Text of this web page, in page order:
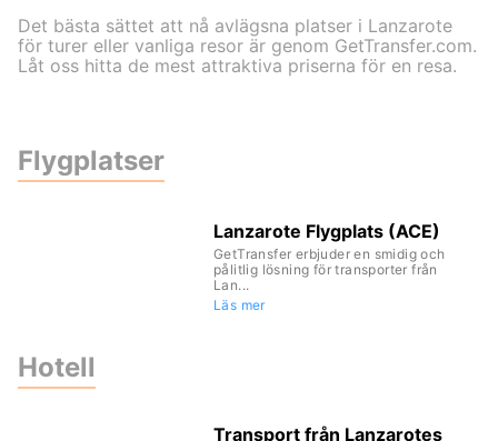
Det bästa sättet att nå avlägsna platser i Lanzarote
för turer eller vanliga resor är genom GetTransfer.com.
Låt oss hitta de mest attraktiva priserna för en resa.
Flygplatser
Lanzarote Flygplats (ACE)
GetTransfer erbjuder en smidig och
pålitlig lösning för transporter från
Lan...
Läs mer
Hotell
Transport från Lanzarotes